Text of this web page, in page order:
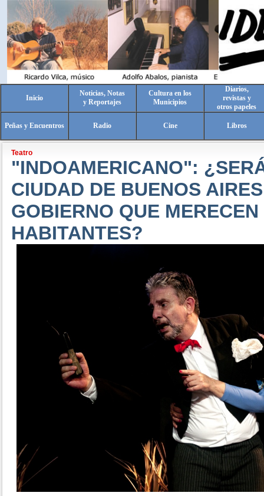
Inicio
Noticias, Notas
y Reportajes
Cultura en los
Municipios
Diarios,
revistas y
otros papeles
Peñas y Encuentros Radio Cine Libros
Teatro
"INDOAMERICANO":
CIUDAD DE BUENOS
GOBIERNO QUE MERECEN
HABITANTES?